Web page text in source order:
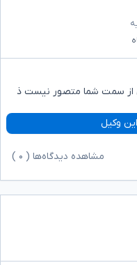
از سمت شما متصور نیست ذ
وکیل
مشاهده دیدگاه‌ها ( ۰